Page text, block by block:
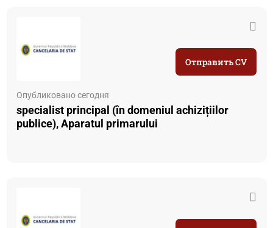
Опубликовано сегодня
specialist principal (în domeniul achizițiilor
publice), Aparatul primarului
Отправить CV